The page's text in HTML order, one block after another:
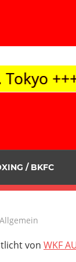
/ BKFC
Allgemein
von WKF